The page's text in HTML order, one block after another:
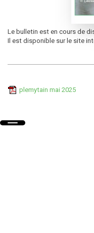
Le bulletin est en cours de
Il est disponible sur le site
plemytain mai 2025